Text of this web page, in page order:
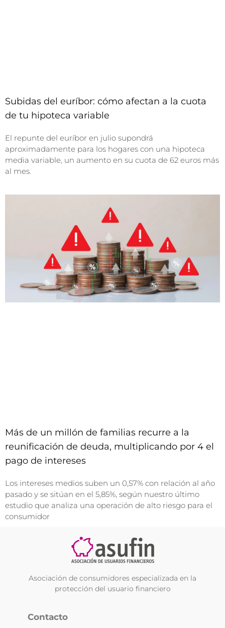
Subidas del euríbor: cómo afectan a la cuota
de tu hipoteca variable
El repunte del euríbor en julio supondrá
aproximadamente para los hogares con una hipoteca
media variable, un aumento en su cuota de 62 euros más
al mes.
Más de un millón de familias recurre a la
reunificación de deuda, multiplicando por 4 el
pago de intereses
Los intereses medios suben un 0,57% con relación al año
pasado y se sitúan en el 5,85%, según nuestro último
estudio que analiza una operación de alto riesgo para el
consumidor
Asociación de consumidores especializada en la
protección del usuario financiero
Contacto